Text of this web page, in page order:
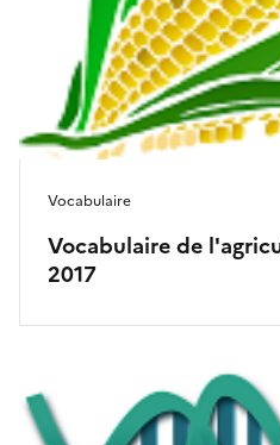
Vocabulaire de
2017
Vocabulaire